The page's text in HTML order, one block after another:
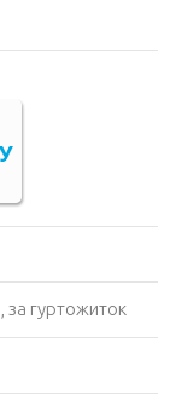
за гуртожиток